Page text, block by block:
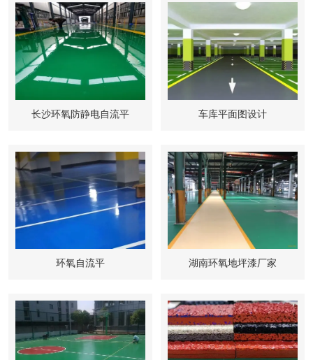
长沙环氧防静电自流平 车库平面图设计
环氧自流平 湖南环氧地坪漆厂家